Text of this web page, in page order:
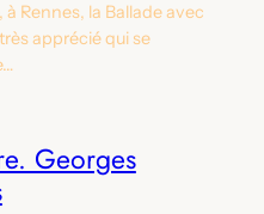
Rennes, la Ballade avec
apprécié qui se
Georges